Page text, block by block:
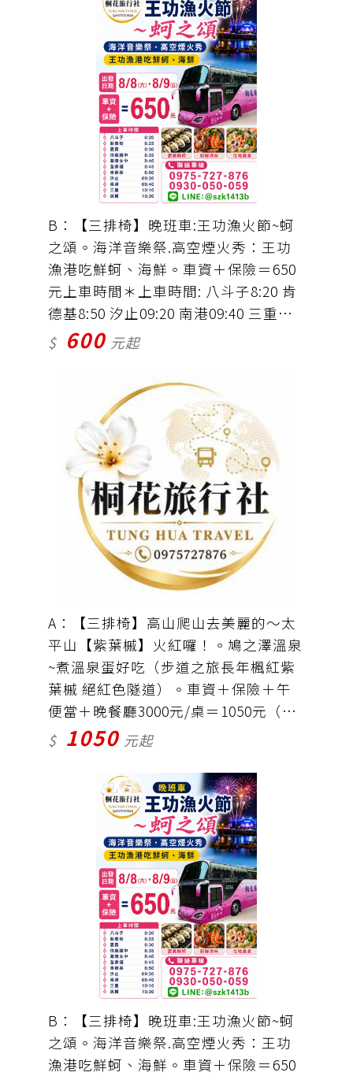
B：【三排椅】晚班車:王功漁火節~蚵
之頌。海洋音樂祭.高空煙火秀：王功
漁港吃鮮蚵、海鮮。車資＋保險＝650
元上車時間＊上車時間: 八斗子8:20 肯
德基8:50 汐止09:20 南港09:40 三重
10:10 民權10：30
$ 600 元起
A：【三排椅】高山爬山去美麗的〜太
平山【紫葉槭】火紅囉！。鳩之澤溫泉
~煮溫泉蛋好吃（步道之旅長年楓紅紫
葉槭 絕紅色隧道）。車資＋保險＋午
便當＋晚餐廳3000元/桌＝1050元（門
票自理）
$ 1050 元起
B：【三排椅】晚班車:王功漁火節~蚵
之頌。海洋音樂祭.高空煙火秀：王功
漁港吃鮮蚵、海鮮。車資＋保險＝650